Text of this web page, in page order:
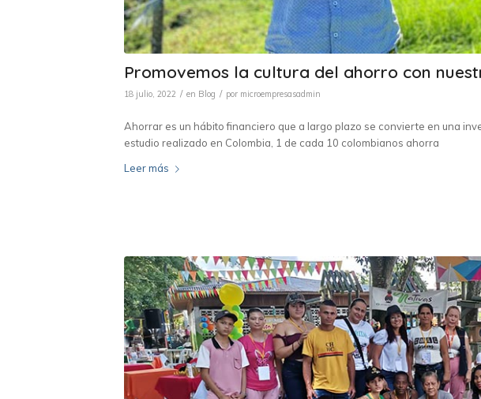
Promovemos la cultura del ahorro con
18 julio, 2022 / en Blog / por microempresasadmin
Ahorrar es un hábito financiero que a largo plazo se convierte en una
estudio realizado en Colombia, 1 de cada 10 colombianos ahorra
Leer más